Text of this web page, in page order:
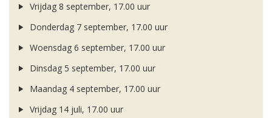
Vrijdag 8 september, 17.00 uur
Donderdag 7 september, 17.00 uur
Woensdag 6 september, 17.00 uur
Dinsdag 5 september, 17.00 uur
Maandag 4 september, 17.00 uur
Vrijdag 14 juli, 17.00 uur